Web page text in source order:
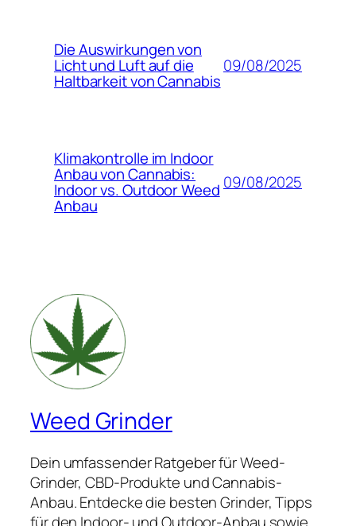
Die Auswirkungen von
Licht und Luft auf die
Haltbarkeit von Cannabis
09/08/2025
Klimakontrolle im Indoor
Anbau von Cannabis:
Indoor vs. Outdoor Weed
Anbau
09/08/2025
Weed Grinder
Dein umfassender Ratgeber für Weed-
Grinder, CBD-Produkte und Cannabis-
Anbau. Entdecke die besten Grinder, Tipps
für den Indoor- und Outdoor-Anbau sowie